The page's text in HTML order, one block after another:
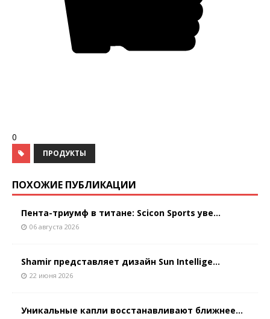
0
ПРОДУКТЫ
ПОХОЖИЕ ПУБЛИКАЦИИ
Пента-триумф в титане: Scicon Sports уве...
06 августа 2026
Shamir представляет дизайн Sun Intellige...
22 июня 2026
Уникальные капли восстанавливают ближнее...